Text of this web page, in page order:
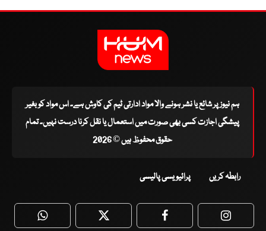
ہم نیوز پر شائع یا نشر ہونے والا مواد ادارتی ٹیم کی کاوش ہے۔ اس مواد کو بغیر
پیشگی اجازت کسی بھی صورت میں استعمال یا نقل کرنا درست نہیں۔ تمام
حقوق محفوظ ہیں © 2026
رابطہ کریں پرائیویسی پالیسی
WhatsApp Twitter Facebook